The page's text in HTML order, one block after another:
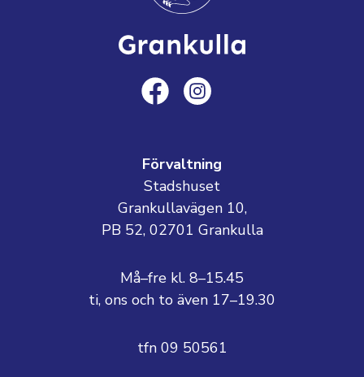
Förvaltning
Stadshuset
Grankullavägen 10,
PB 52, 02701 Grankulla
Må–fre kl. 8–15.45
ti, ons och to även 17–19.30
tfn 09 50561